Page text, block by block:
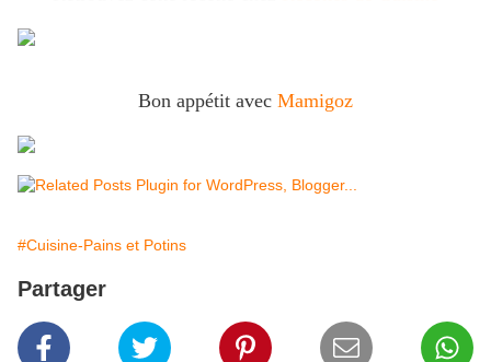
Bon appétit avec Mamigoz
#Cuisine-Pains et Potins
Partager